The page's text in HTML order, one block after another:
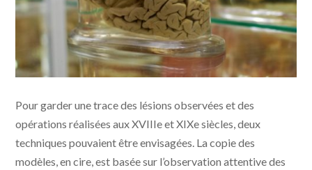
une des zones du langage, en 1861. | Photo Anthony
Renaud
Pour garder une trace des lésions observées et des
opérations réalisées aux XVIIIe et XIXe siècles, deux
techniques pouvaient être envisagées. La copie des
modèles, en cire, est basée sur l’observation attentive des